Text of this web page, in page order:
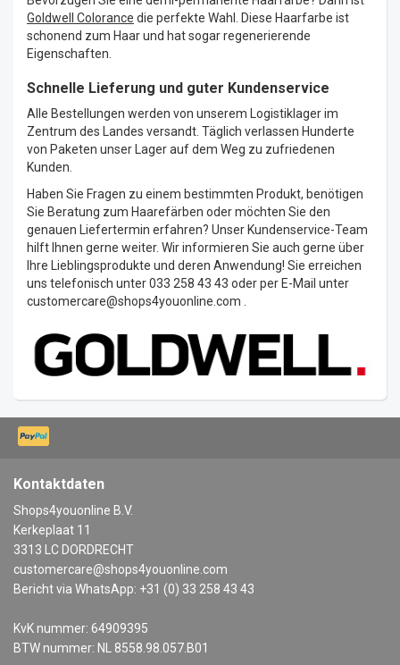
Goldwell Colorance die perfekte Wahl. Diese Haarfarbe ist
schonend zum Haar und hat sogar regenerierende
Eigenschaften.
Schnelle Lieferung und guter Kundenservice
Alle Bestellungen werden von unserem Logistiklager im
Zentrum des Landes versandt. Täglich verlassen Hunderte
von Paketen unser Lager auf dem Weg zu zufriedenen
Kunden.
Haben Sie Fragen zu einem bestimmten Produkt, benötigen
Sie Beratung zum Haarefärben oder möchten Sie den
genauen Liefertermin erfahren? Unser Kundenservice-Team
hilft Ihnen gerne weiter. Wir informieren Sie auch gerne über
Ihre Lieblingsprodukte und deren Anwendung! Sie erreichen
uns telefonisch unter 033 258 43 43 oder per E-Mail unter
customercare@shops4youonline.com
Kontaktdaten
Shops4youonline B.V.
Kerkeplaat 11
3313 LC DORDRECHT
customercare@shops4youonline.com
Bericht via WhatsApp: +31 (0) 33 258 43 43
KvK nummer: 64909395
BTW nummer: NL 8558.98.057.B01